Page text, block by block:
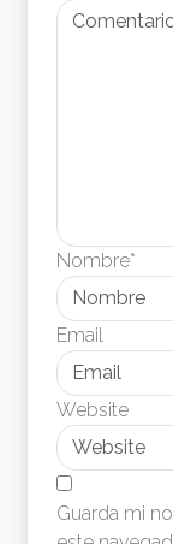
Nombre*
Email
Website
Guarda mi